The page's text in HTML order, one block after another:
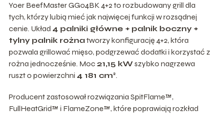
Yoer BeefMaster GG04BK 4+2 to rozbudowany grill dla
tych, którzy lubią mieć jak najwięcej funkcji w rozsądnej
cenie. Układ 4 palniki główne + palnik boczny +
tylny palnik rożna tworzy konfigurację 4+2, która
pozwala grillować mięso, podgrzewać dodatki i korzystać z
rożna jednocześnie. Moc 21,15 kWszybko nagrzewa
ruszt o powierzchni 4 181 cm².
Producent zastosował rozwiązania SpitFlame™,
FullHeatGrid™ i FlameZone™, które poprawiają rozkład